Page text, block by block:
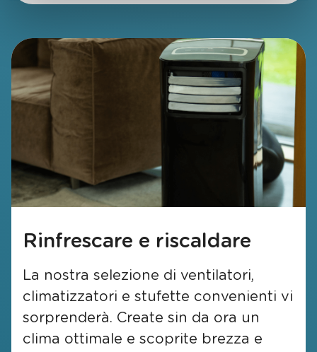
Rinfrescare e riscaldare
La nostra selezione di ventilatori,
climatizzatori e stufette convenienti vi
sorprenderà. Create sin da ora un
clima ottimale e scoprite brezza e